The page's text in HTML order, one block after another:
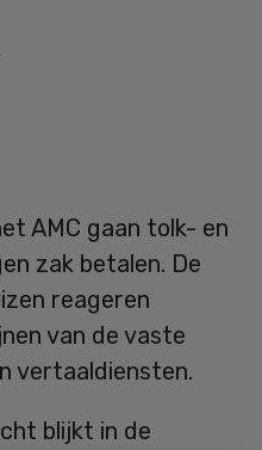
AMC gaan tolk- en
zak betalen. De
reageren
van de vaste
vertaaldiensten.
blijkt in de